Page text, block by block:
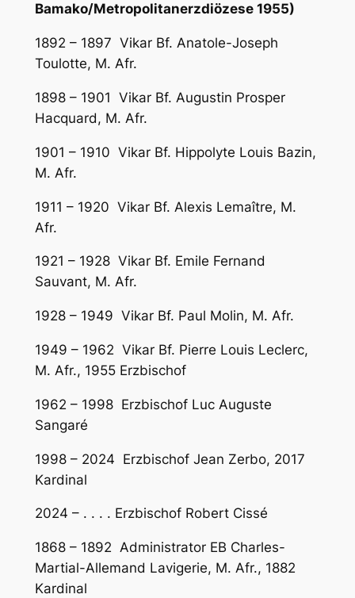
Bamako/Metropolitanerzdiözese 1955)
1892 – 1897 Vikar Bf. Anatole-Joseph
Toulotte, M. Afr.
1898 – 1901 Vikar Bf. Augustin Prosper
Hacquard, M. Afr.
1901 – 1910 Vikar Bf. Hippolyte Louis Bazin,
M. Afr.
1911 – 1920 Vikar Bf. Alexis Lemaître, M.
Afr.
1921 – 1928 Vikar Bf. Emile Fernand
Sauvant, M. Afr.
1928 – 1949 Vikar Bf. Paul Molin, M. Afr.
1949 – 1962 Vikar Bf. Pierre Louis Leclerc,
M. Afr., 1955 Erzbischof
1962 – 1998 Erzbischof Luc Auguste
Sangaré
1998 – 2024 Erzbischof Jean Zerbo, 2017
Kardinal
2024 – . . . . Erzbischof Robert Cissé
1868 – 1892 Administrator EB Charles-
Martial-Allemand Lavigerie, M. Afr., 1882
Kardinal